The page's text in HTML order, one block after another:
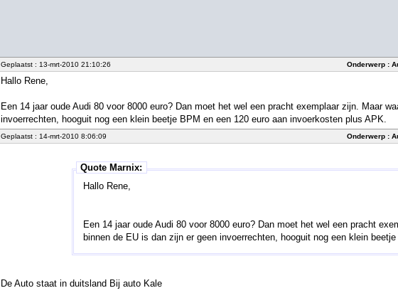
Geplaatst : 13-mrt-2010 21:10:26 Onderwerp :
Hallo Rene,
Een 14 jaar oude Audi 80 voor 8000 euro? Dan moet het wel een pracht exemplaar zijn. Maar
invoerrechten, hooguit nog een klein beetje BPM en een 120 euro aan invoerkosten plus APK.
Geplaatst : 14-mrt-2010 8:06:09 Onderwerp :
Quote Marnix:
Hallo Rene,
Een 14 jaar oude Audi 80 voor 8000 euro? Dan moet het wel een pracht
binnen de EU is dan zijn er geen invoerrechten, hooguit nog een klein
De Auto staat in duitsland Bij auto Kale